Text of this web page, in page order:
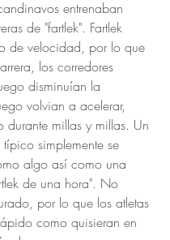
entrenaban
de "fartlek". Fartlek
de velocidad, por lo que
los corredores
disminuían la
volvian a acelerar,
durante millas y millas. Un
típico simplemente se
algo así como una
de una hora". No
por lo que los atletas
como quisieran en